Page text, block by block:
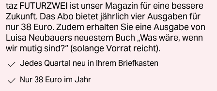
taz FUTURZWEI ist unser Magazin für eine bessere
Zukunft. Das Abo bietet jährlich vier Ausgaben für
nur 38 Euro. Zudem erhalten Sie eine Ausgabe von
Luisa Neubauers neuestem Buch „Was wäre, wenn
wir mutig sind?“ (solange Vorrat reicht).
Jedes Quartal neu in Ihrem Briefkasten
Nur 38 Euro im Jahr